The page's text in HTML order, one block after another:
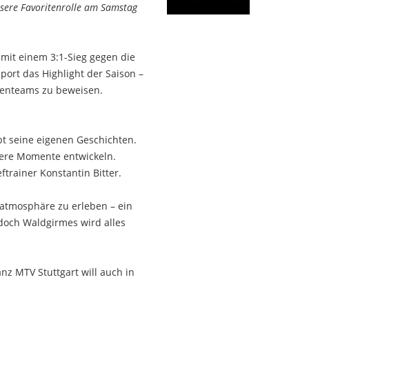
Favoritenrolle am Samstag
einem 3:1-Sieg gegen die
das Highlight der Saison –
zu beweisen.
seine eigenen Geschichten.
Momente entwickeln.
Konstantin Bitter.
zu erleben – ein
Waldgirmes wird alles
MTV Stuttgart will auch in